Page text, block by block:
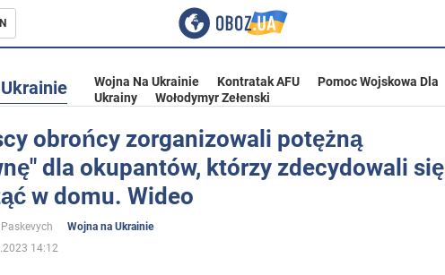
Wojna Na Ukrainie Kontratak AFU
Pomoc Wojskowa Dla
Ukrainy
Wołodymyr Zełenski
obrońcy zorganizowali potężną
dla okupantów, którzy zdecydowali się
w domu. Wideo
Wojna na Ukrainie
14:12